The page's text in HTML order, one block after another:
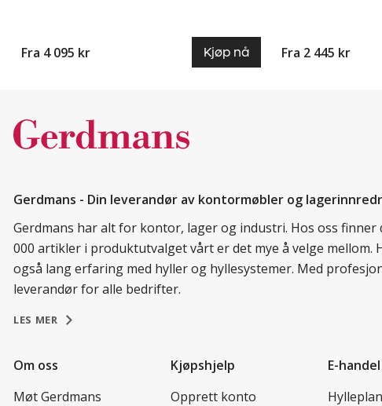
Fra 4 095 kr Kjøp nå Fra 2 445 kr
Gerdmans - Din leverandør av kontormøbler og
Gerdmans har alt for kontor, lager og industri. Hos oss
000 artikler i produktutvalget vårt er det mye å velge
også lang erfaring med hyller og hyllesystemer. Med
leverandør for alle bedrifter.
LES MER
Om oss
Møt Gerdmans
Kjøpshjelp
Opprett konto
E-handel